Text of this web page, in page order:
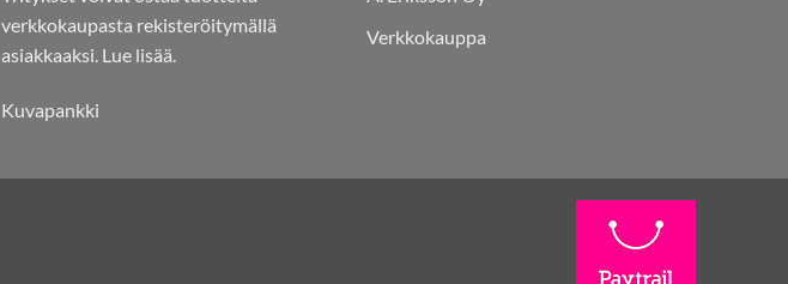
verkkokaupasta rekisteröitymällä
asiakkaaksi. Lue lisää.
Kuvapankki
Verkkokauppa